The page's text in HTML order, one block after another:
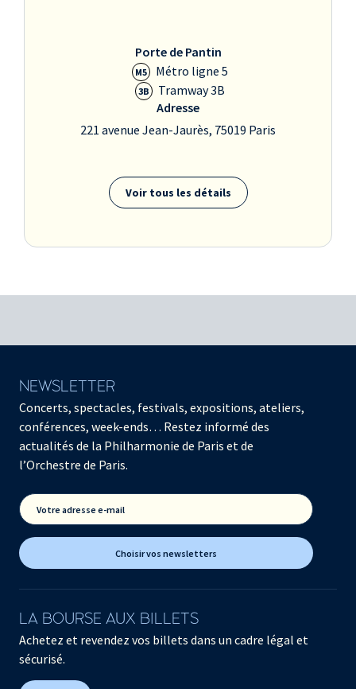
Porte de Pantin
M5 Métro ligne 5
3B
Tramway 3B
Adresse
221 avenue Jean-Jaurès, 75019 Paris
Voir tous les détails
NEWSLETTER
Concerts, spectacles, festivals, expositions, ateliers,
conférences, week-ends… Restez informé des
actualités de la Philharmonie de Paris et de
l’Orchestre de Paris.
Votre adresse e-mail
Choisir vos newsletters
LA BOURSE AUX BILLETS
Achetez et revendez vos billets dans un cadre légal et
sécurisé.